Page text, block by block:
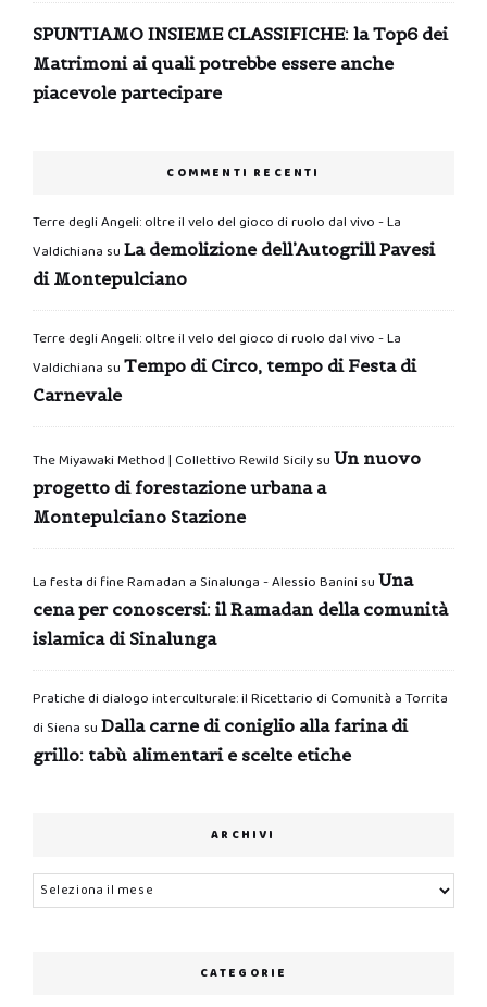
SPUNTIAMO INSIEME CLASSIFICHE: la Top6 dei
Matrimoni ai quali potrebbe essere anche
piacevole partecipare
COMMENTI RECENTI
Terre degli Angeli: oltre il velo del gioco di ruolo dal vivo - La
Valdichiana su La demolizione dell’Autogrill Pavesi
di Montepulciano
Terre degli Angeli: oltre il velo del gioco di ruolo dal vivo - La
Valdichiana su Tempo di Circo, tempo di Festa di
Carnevale
The Miyawaki Method | Collettivo Rewild Sicilysu Un nuovo
progetto di forestazione urbana a
Montepulciano Stazione
La festa di fine Ramadan a Sinalunga - Alessio Banini su Una
cena per conoscersi: il Ramadan della comunità
islamica di Sinalunga
Pratiche di dialogo interculturale: il Ricettario di Comunità a Torrita
di Siena su Dalla carne di coniglio alla farina di
grillo: tabù alimentari e scelte etiche
ARCHIVI
Archivi
CATEGORIE